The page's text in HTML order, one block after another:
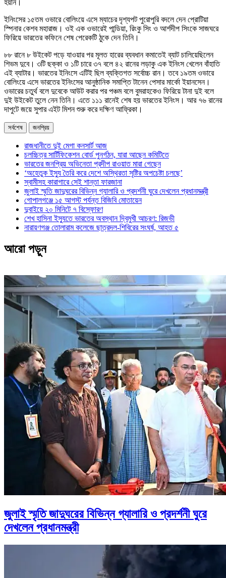
হয়নি।
ইনিংসের ১৫তম ওভারে বোলিংয়ে এসে ম্যাচের দৃশ্যপট পুরোপুরি বদলে দেন প্রোটিয়া
স্পিনার কেশব মহারাজ। ওই এক ওভারেই পান্ডিয়া, রিংকু সিং ও আর্শদীপ সিংকে সাজঘরে
ফিরিয়ে ভারতের কফিনে শেষ পেরেকটি ঠুকে দেন তিনি।
৮৮ রানে ৮ উইকেট পড়ে যাওয়ার পর মূলত হারের ব্যবধান কমাতেই ব্যাট চালিয়েছিলেন
শিভম দুবে। ৩টি ছক্কা ও ১টি চারে ৩৭ বলে ৪২ রানের লড়াকু এক ইনিংস খেলেন বাঁহাতি
এই ব্যাটার। ভারতের ইনিংসে এটিই ছিল ব্যক্তিগত সর্বোচ্চ রান। তবে ১৯তম ওভারে
বোলিংয়ে এসে ভারতের ইনিংসের আনুষ্ঠানিক সমাপ্তি টানেন পেসার মার্কো ইয়ানসেন।
ওভারের চতুর্থ বলে দুবেকে আউট করার পর পঞ্চম বলে বুমরাহকেও ফিরিয়ে টানা দুই বলে
দুই উইকেট তুলে নেন তিনি। এতে ১১১ রানেই শেষ হয় ভারতের ইনিংস। আর ৭৬ রানের
দাপুটে জয়ে সুপার এইট মিশন শুরু করে দক্ষিণ আফ্রিকা।
সর্বশেষ জনপ্রিয়
রাজধানীতে দুই মেগা কনসার্ট আজ
চলচ্চিত্র সার্টিফিকেশন বোর্ড পুনর্গঠন, যারা আছেন কমিটিতে
ভারতের জনপ্রিয় অভিনেতা প্রদীপ রাওয়াত মারা গেছেন
‘অহেতুক ইস্যু তৈরি করে দেশে অস্থিরতা সৃষ্টির অপচেষ্টা চলছে’
স্বামীসহ কারাগারে সেই শান্তা ফারজানা
জুলাই স্মৃতি জাদুঘরের বিভিন্ন গ্যালারি ও প্রদর্শনী ঘুরে দেখলেন প্রধানমন্ত্রী
গোপালগঞ্জে ১৫ আগস্ট পর্যন্ত বিজিবি মোতায়েন
দুবাইয়ে ২০ মিনিটে ৭ বিস্ফোরণ
শেখ হাসিনা ইস্যুতে ভারতের অবস্থান দ্বিমুখী আচরণ: রিজভী
নারায়ণগঞ্জ তোলারাম কলেজে ছাত্রদল-শিবিরের সংঘর্ষ, আহত ৫
আরো পড়ুন
জুলাই স্মৃতি জাদুঘরের বিভিন্ন গ্যালারি ও প্রদর্শনী ঘুরে
দেখলেন প্রধানমন্ত্রী